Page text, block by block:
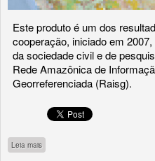
Este produto é um dos
cooperação, iniciado em
da sociedade civil e de
Rede Amazônica de
Georreferenciada (Raisg).
Leia mais